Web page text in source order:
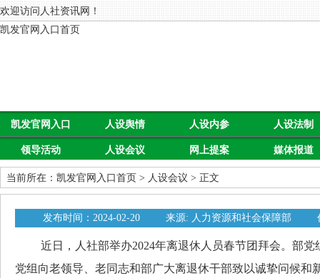
欢迎访问人社资讯网！
凯发官网入口首页
凯发官网入口
首页
人设舆情 人设内参 人设法制
领导活动 人设会议 网上提案 媒体报道
当前所在： 凯发官网入口首页 > 人设会议 > 正文
发布时间：2024-02-20 来源: 人力资源和社会保障部
近日，人社部举办2024年离退休人员春节团拜会。部党
党组向老领导、老同志和部广大离退休干部致以诚挚问候和